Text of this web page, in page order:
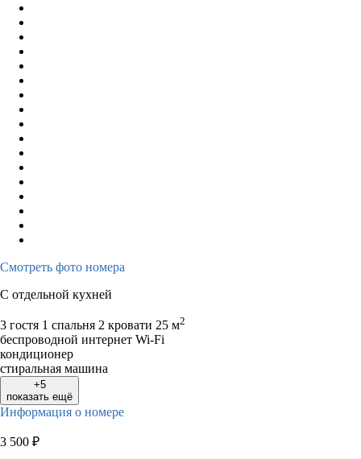
Смотреть фото номера
С отдельной кухней
3 гостя 1 спальня 2 кровати 25 м2
беспроводной интернет Wi-Fi
кондиционер
стиральная машина
+5
показать ещё
Информация о номере
3 500 ₽